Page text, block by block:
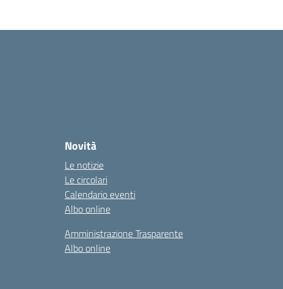
Novità
Le notizie
Le circolari
Calendario eventi
Albo online
Amministrazione Trasparente
Albo online